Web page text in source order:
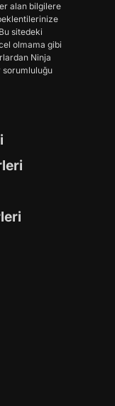
alan bilgilere
sitedeki
olmama gibi
Ninja
sorumluluğu